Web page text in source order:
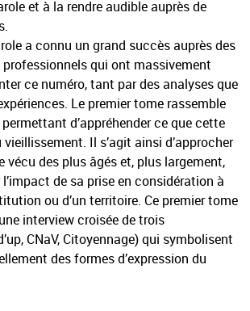
et à la rendre audible auprès de
a connu un grand succès auprès des
qui ont massivement
ce numéro, tant par des analyses que
Le premier tome rassemble
d’appréhender ce que cette
Il s’agit ainsi d’approcher
vécu des plus âgés et, plus largement,
l’impact de sa prise en considération à
ou d’un territoire. Ce premier tome
interview croisée de trois
CNaV, Citoyennage) qui symbolisent
des formes d’expression du